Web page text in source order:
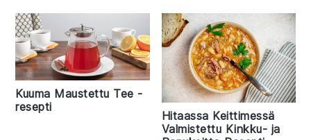
Kuuma Maustettu Tee -
resepti
Hitaassa Keittimessä
Valmistettu Kinkku- ja